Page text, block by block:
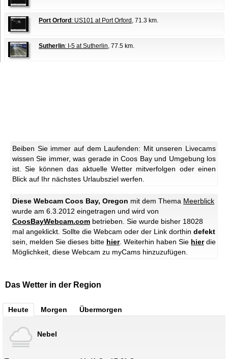
Port Orford : US101 at Port Orford , 71.3 km.
Sutherlin: I-5 at Sutherlin, 77.5 km.
Beiben Sie immer auf dem Laufenden: Mit unseren Livecams
wissen Sie immer, was gerade in Coos Bay und Umgebung los
ist. Sie können das aktuelle Wetter mitverfolgen oder einen
Blick auf Ihr nächstes Urlaubsziel werfen.
Diese Webcam Coos Bay, Oregon mit dem Thema Meerblick
wurde am 6.3.2012 eingetragen und wird von
CoosBayWebcam.com betrieben. Sie wurde bisher 18028
mal angeklickt. Sollte die Webcam oder der Link dorthin defekt
sein, melden Sie dieses bitte hier. Weiterhin haben Sie hierdie
Möglichkeit, diese Webcam zu myCams hinzuzufügen.
Das Wetter in der Region
Heute Morgen Übermorgen
Nebel